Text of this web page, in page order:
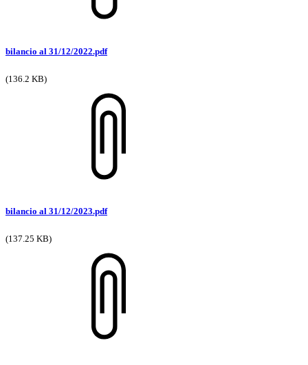
bilancio al 31/12/2022.pdf
(136.2 KB)
bilancio al 31/12/2023.pdf
(137.25 KB)